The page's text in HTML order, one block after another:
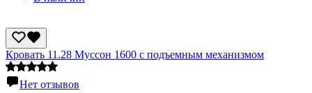
Кровать 11.28 Муссон 1600 с подъемным механизмом
Нет отзывов